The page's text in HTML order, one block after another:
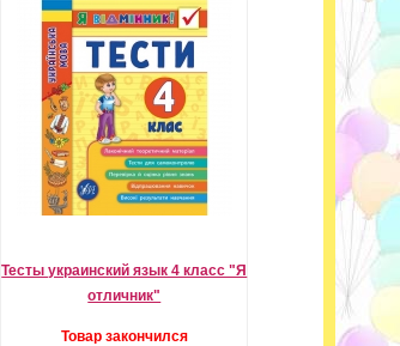
Тесты украинский язык 4 класс "Я
отличник"
Товар закончился